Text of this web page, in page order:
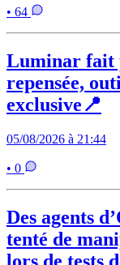
• 64
Luminar fait
repensée,
exclusive📍
05/08/2026 à 21:44
• 0
Des agents
tenté de
lors de tests